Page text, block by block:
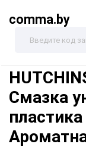
comma.by
Смазка